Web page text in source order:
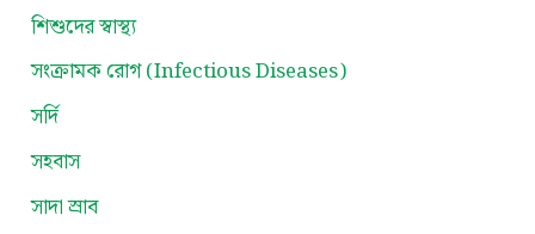
শিশুদের স্বাস্থ্য
সংক্রামক রোগ (Infectious Diseases)
সর্দি
সহবাস
সাদা স্রাব